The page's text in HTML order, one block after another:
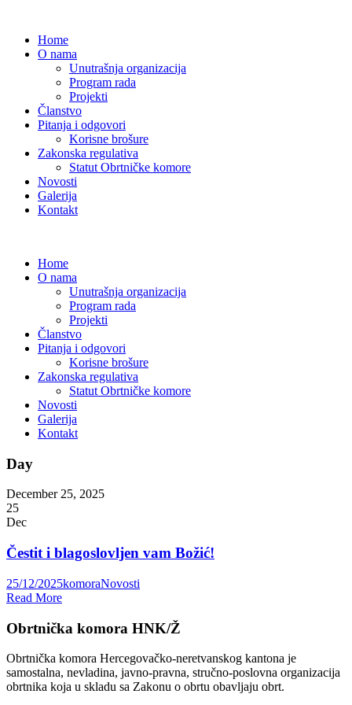
Home
O nama
Unutrašnja organizacija
Program rada
Projekti
Članstvo
Pitanja i odgovori
Korisne brošure
Zakonska regulativa
Statut Obrtničke komore
Novosti
Galerija
Kontakt
Home
O nama
Unutrašnja organizacija
Program rada
Projekti
Članstvo
Pitanja i odgovori
Korisne brošure
Zakonska regulativa
Statut Obrtničke komore
Novosti
Galerija
Kontakt
Day
December 25, 2025
25
Dec
Čestit i blagoslovljen vam Božić!
25/12/2025komoraNovosti
Read More
Obrtnička komora HNK/Ž
Obrtnička komora Hercegovačko-neretvanskog kantona je
samostalna, nevladina, javno-pravna, stručno-poslovna organizacija
obrtnika koja u skladu sa Zakonu o obrtu obavljaju obrt.